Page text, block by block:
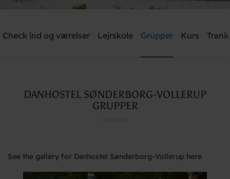
Need help? Ring:+45 7442 3990
Check ind og værelser Lejrskole Grupper Kurs
DANHOSTEL SØNDERBORG-VOLLERUP
GRUPPER
See the gallery for Danhostel Sønderborg-Vollerup here